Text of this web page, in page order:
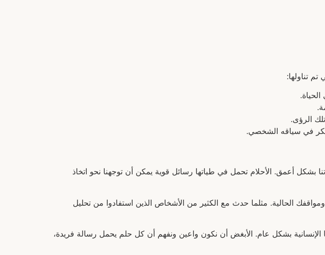
تناولها:
الرؤى.
في سياقه الشخصي.
بشكل أعمق. الأحلام تحمل في طياتها رسائل قوية يمكن أن توجهنا نحو اتخاذ
الحالية. مثلما حدث مع الكثير من الأشخاص الذين استفادوا من تحليل
الإنسانية بشكل عام. الأبغض أن نكون واعين ونفهم أن كل حلم يحمل رسالة فريدة،